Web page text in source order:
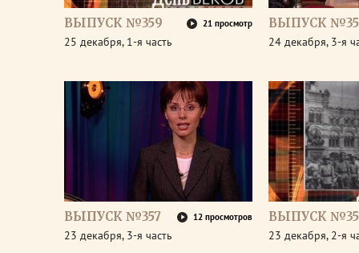
ВЫПУСК №359 21 просмотр
25 декабря, 1-я часть
ВЫПУСК
24 декабря, 3-я
ВЫПУСК №357 12 просмотров
23 декабря, 3-я часть
ВЫПУСК
23 декабря, 2-я